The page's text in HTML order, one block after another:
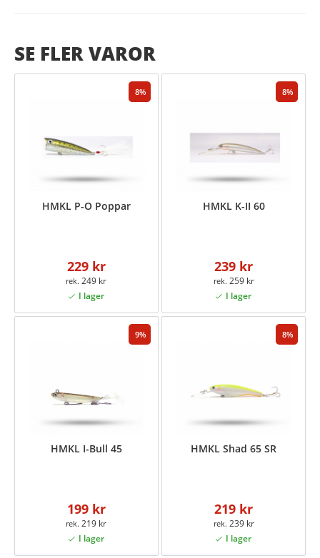
SE FLER VAROR
8
HMKL P-O Poppar
229 kr
249 kr
8
HMKL K-II 60
239 kr
259 kr
9
HMKL I-Bull 45
199 kr
219 kr
8
HMKL Shad 65 SR
219 kr
239 kr